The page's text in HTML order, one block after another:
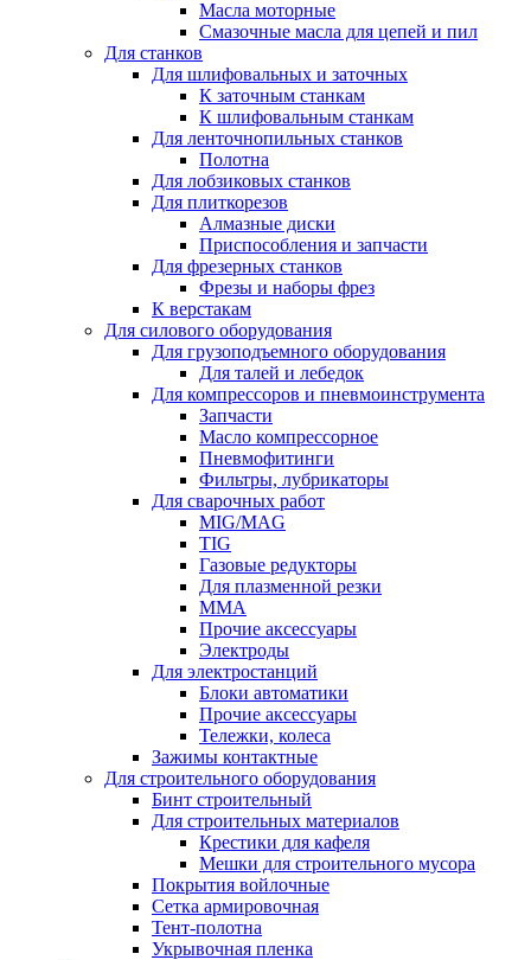
Масла моторные
Смазочные масла для цепей и пил
Для станков
Для шлифовальных и заточных
К заточным станкам
К шлифовальным станкам
Для ленточнопильных станков
Полотна
Для лобзиковых станков
Для плиткорезов
Алмазные диски
Приспособления и запчасти
Для фрезерных станков
Фрезы и наборы фрез
К верстакам
Для силового оборудования
Для грузоподъемного оборудования
Для талей и лебедок
Для компрессоров и пневмоинструмента
Запчасти
Масло компрессорное
Пневмофитинги
Фильтры, лубрикаторы
Для сварочных работ
MIG/MAG
TIG
Газовые редукторы
Для плазменной резки
ММА
Прочие аксессуары
Электроды
Для электростанций
Блоки автоматики
Прочие аксессуары
Тележки, колеса
Зажимы контактные
Для строительного оборудования
Бинт строительный
Для строительных материалов
Крестики для кафеля
Мешки для строительного мусора
Покрытия войлочные
Сетка армировочная
Тент-полотна
Укрывочная пленка